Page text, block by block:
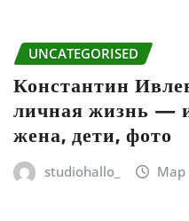
UNCATEGORISED
Константин
личная жизнь —
жена, дети, фото
studiohallo_ Мар